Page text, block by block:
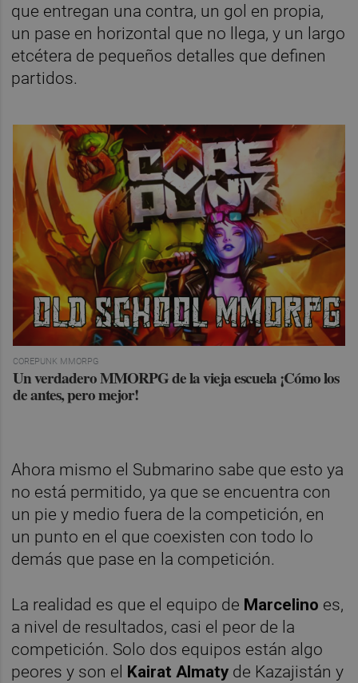
que entregan una contra, un gol en propia,
un pase en horizontal que no llega, y un largo
etcétera de pequeños detalles que definen
partidos.
COREPUNK MMORPG
Un verdadero MMORPG de la vieja escuela ¡Cómo los
de antes, pero mejor!
Ahora mismo el Submarino sabe que esto ya
no está permitido, ya que se encuentra con
un pie y medio fuera de la competición, en
un punto en el que coexisten con todo lo
demás que pase en la competición.
La realidad es que el equipo de Marcelino es,
a nivel de resultados, casi el peor de la
competición. Solo dos equipos están algo
peores y son el Kairat Almaty de Kazajistán y